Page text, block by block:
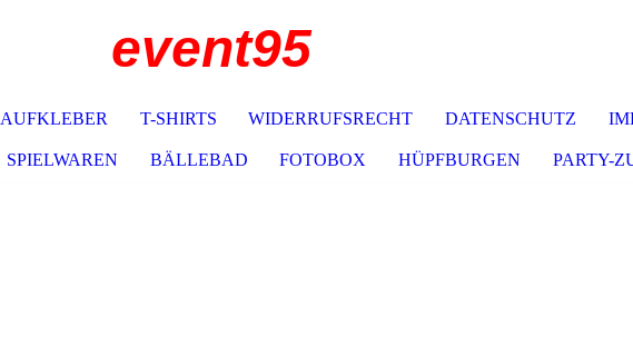
event95
AUFKLEBER T-SHIRTS WIDERRUFSRECHT DATENSCHUTZ
SPIELWAREN BÄLLEBAD FOTOBOX HÜPFBURGEN PARTY-